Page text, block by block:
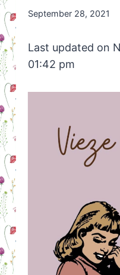
By
September 28, 2021
Last updated on
01:42 pm